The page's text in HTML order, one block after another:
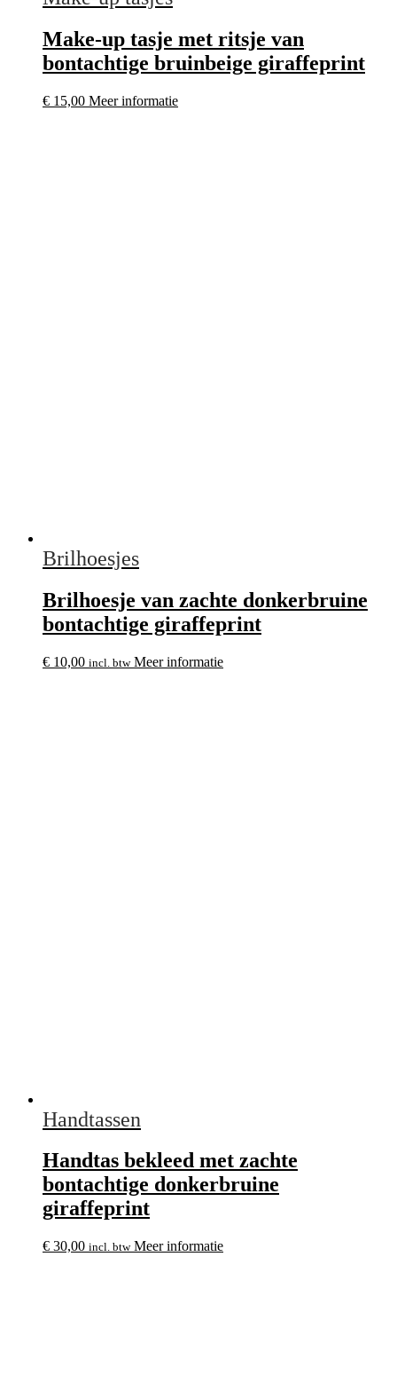
Make-up tasje met ritsje van
bontachtige bruinbeige giraffeprint
€ 15,00 Meer informatie
Brilhoesjes
Brilhoesje van zachte donkerbruine
bontachtige giraffeprint
€ 10,00 incl. btw Meer informatie
Handtassen
Handtas bekleed met zachte
bontachtige donkerbruine
giraffeprint
€ 30,00 incl. btw Meer informatie